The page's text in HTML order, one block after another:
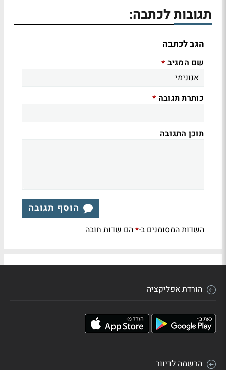
תגובות לכתבה:
הגב לכתבה
שם המגיב *
כותרת תגובה *
תוכן התגובה
הוסף תגובה
השדות המסומנים ב-*הם שדות חובה
הורדת אפליקציה
הרשמה לדיוור